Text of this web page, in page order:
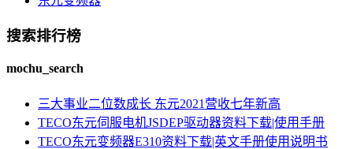
搜索排行榜
mochu_search
三大事业二位数成长 东元2021营收七年新高
TECO东元伺服电机JSDEP驱动器资料下载|使用手册
TECO东元变频器E310资料下载|英文手册使用说明书